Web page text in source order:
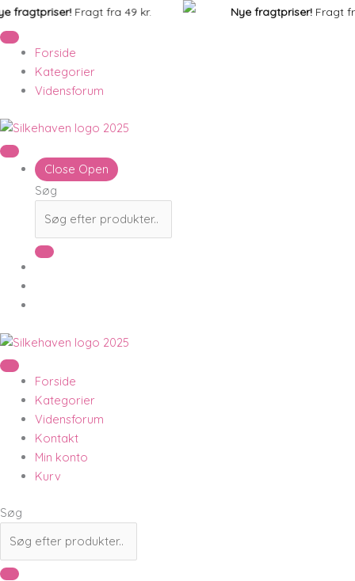
Gå
til
indholdet
Fragt fra 49 kr. Nye fragtpriser!Fragt fra 49
Forside
Kategorier
Vidensforum
Close Open
Søg
Forside
Kategorier
Vidensforum
Kontakt
Min konto
Kurv
Søg
KovaLine
universal
salve
|
Godt
til
kalkben